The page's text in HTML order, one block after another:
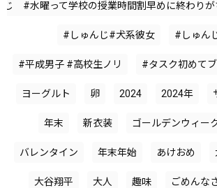
じ #水曜って学校の授業時間割早めに終わ
#しゅんじ#犬系彼女 #しゅん
#平成男子 #高校生ノリ #タスク初めて
ヨーグルト 卵 2024 2024年
年末 新衣装 ゴールデンウィー
バレンタイン 年末年始 あけおめ
大谷翔平 大人 趣味 ごめんな